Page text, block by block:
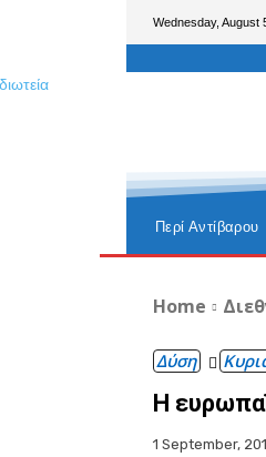
Wednesday, August
Περί Αντίβαρου
Home
Δύση
Η
1 September,